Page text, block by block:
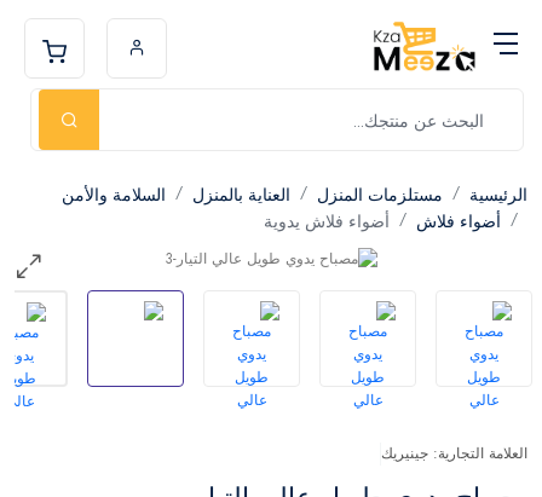
الرئيسية مستلزمات المنزل العناية بالمنزل
السلامة والأمن
أضواء فلاش
أضواء فلاش يدوية
العلامة التجارية: جينيريك